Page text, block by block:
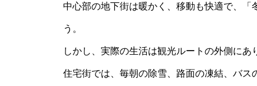
中心部の地下街は暖かく、移動も快適で、「
う。
しかし、実際の生活は観光ルートの外側にあ
住宅街では、毎朝の除雪、路面の凍結、バス